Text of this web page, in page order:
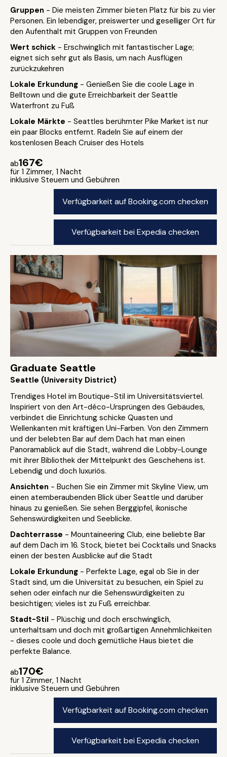
Gruppen - Die meisten Zimmer bieten Platz für bis zu vier
Personen. Ein lebendiger, preiswerter und geselliger Ort für
den Aufenthalt mit Gruppen von Freunden
Wert schick - Erschwinglich mit fantastischer Lage;
eignet sich sehr gut als Basis, um nach Ausflügen
zurückzukehren
Lokale Erkundung - Genießen Sie die coole Lage in
Belltown und die gute Erreichbarkeit der Seattle
Waterfront zu Fuß
Lokale Märkte - Seattles berühmter Pike Market ist nur
ein paar Blocks entfernt. Radeln Sie auf einem der
kostenlosen Beach Cruiser des Hotels
ab167€
für 1 Zimmer, 1 Nacht
inklusive Steuern und Gebühren
Verfügbarkeit auf Booking.com checken
Verfügbarkeit bei Expedia checken
Graduate Seattle
Seattle (University District)
Trendiges Hotel im Boutique-Stil im Universitätsviertel.
Inspiriert von den Art-déco-Ursprüngen des Gebäudes,
verbindet die Einrichtung schicke Quasten und
Wellenkanten mit kräftigen Uni-Farben. Von den Zimmern
und der belebten Bar auf dem Dach hat man einen
Panoramablick auf die Stadt, während die Lobby-Lounge
mit ihrer Bibliothek der Mittelpunkt des Geschehens ist.
Lebendig und doch luxuriös.
Ansichten - Buchen Sie ein Zimmer mit Skyline View, um
einen atemberaubenden Blick über Seattle und darüber
hinaus zu genießen. Sie sehen Berggipfel, ikonische
Sehenswürdigkeiten und Seeblicke.
Dachterrasse - Mountaineering Club, eine beliebte Bar
auf dem Dach im 16. Stock, bietet bei Cocktails und Snacks
einen der besten Ausblicke auf die Stadt
Lokale Erkundung - Perfekte Lage, egal ob Sie in der
Stadt sind, um die Universität zu besuchen, ein Spiel zu
sehen oder einfach nur die Sehenswürdigkeiten zu
besichtigen; vieles ist zu Fuß erreichbar.
Stadt-Stil - Plüschig und doch erschwinglich,
unterhaltsam und doch mit großartigen Annehmlichkeiten
- dieses coole und doch gemütliche Haus bietet die
perfekte Balance.
ab170€
für 1 Zimmer, 1 Nacht
inklusive Steuern und Gebühren
Verfügbarkeit auf Booking.com checken
Verfügbarkeit bei Expedia checken